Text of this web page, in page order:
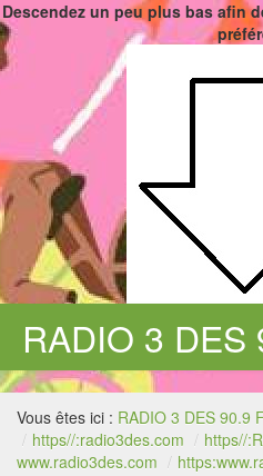
Descendez un peu plus bas afin
RADIO 3 DES
Aucune catégorie
Vous êtes ici : RADIO 3 DES 90.9
/ https//:radio3des.com / https//
www.radio3des.com /